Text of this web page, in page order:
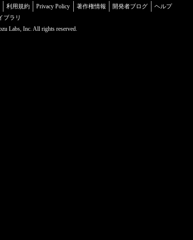
利用規約 Privacy Policy 著作権情報 開発者ブログ
ヘルプ
ブラリ
Labs, Inc. All rights reserved.